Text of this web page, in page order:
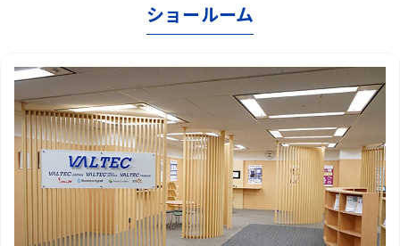
ショールーム